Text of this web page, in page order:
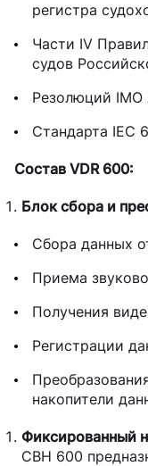
регистра
Части IV
судов
Резолюций IMO
Стандарта IEC
Состав VDR 600:
Блок сбора и
Сбора данных
Приема
Получения
Регистрации
накопители
Фиксированный
СВН 600